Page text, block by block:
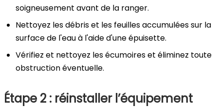
soigneusement avant de la ranger.
Nettoyez les débris et les feuilles accumulées sur la
surface de l'eau à l'aide d'une épuisette.
Vérifiez et nettoyez les écumoires et éliminez toute
obstruction éventuelle.
Étape 2 : réinstaller l’équipement